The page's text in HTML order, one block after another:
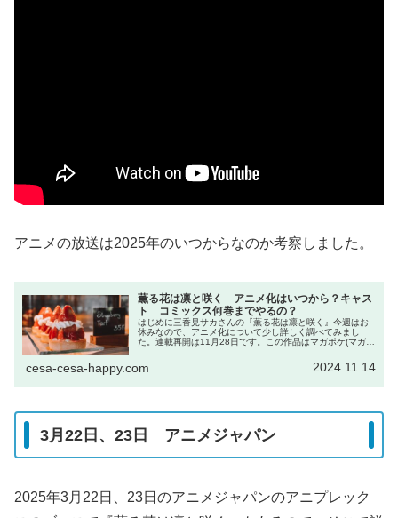
アニメの放送は2025年のいつからなのか考察しました。
薫る花は凛と咲く アニメ化はいつから？キャス
ト コミックス何巻までやるの？
はじめに三香見サカさんの『薫る花は凛と咲く』今週はお
休みなので、アニメ化について少し詳しく調べてみまし
た。連載再開は11月28日です。この作品はマガポケ(マガジ
cesa-cesa-happy.com 2024.11.14
3月22日、23日 アニメジャパン
2025年3月22日、23日のアニメジャパンのアニプレック